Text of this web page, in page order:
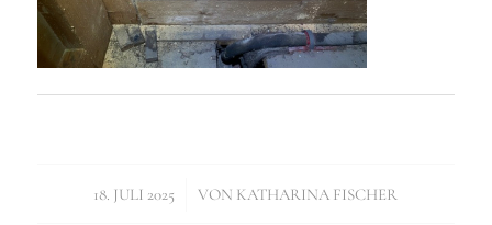
18. JULI 2025
/ VON KATHARINA FISCHER